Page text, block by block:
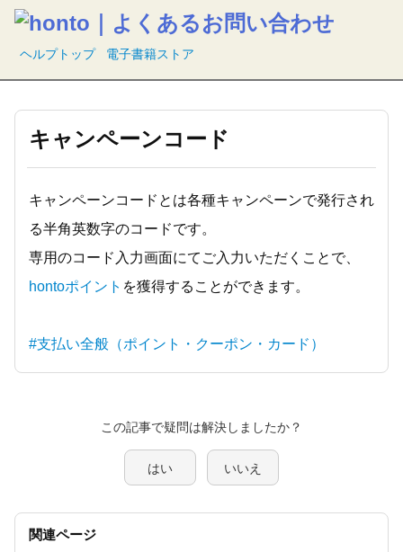
ヘルプトップ 電子書籍ストア
キャンペーンコード
キャンペーンコードとは各種キャンペーンで発行され
る半角英数字のコードです。
専用のコード入力画面にてご入力いただくことで、
hontoポイント を獲得することができます。
#支払い全般（ポイント・クーポン・カード）
この記事で疑問は解決しましたか？
はい いいえ
関連ページ